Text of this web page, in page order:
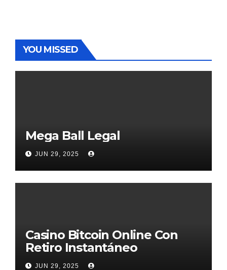
YOU MISSED
Mega Ball Legal
JUN 29, 2025
Casino Bitcoin Online Con
Retiro Instantáneo
JUN 29, 2025